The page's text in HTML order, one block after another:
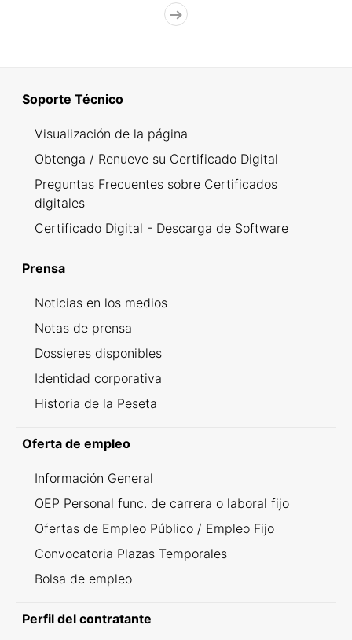
Soporte Técnico
Visualización de la página
Obtenga / Renueve su Certificado Digital
Preguntas Frecuentes sobre Certificados
digitales
Certificado Digital - Descarga de Software
Prensa
Noticias en los medios
Notas de prensa
Dossieres disponibles
Identidad corporativa
Historia de la Peseta
Oferta de empleo
Información General
OEP Personal func. de carrera o laboral fijo
Ofertas de Empleo Público / Empleo Fijo
Convocatoria Plazas Temporales
Bolsa de empleo
Perfil del contratante